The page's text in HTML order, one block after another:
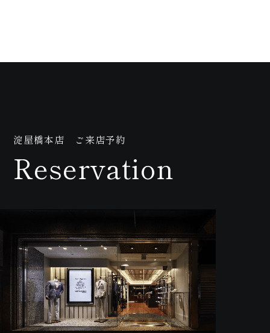
紹介動
画
淀屋橋本店 ご来店予約
Reservation